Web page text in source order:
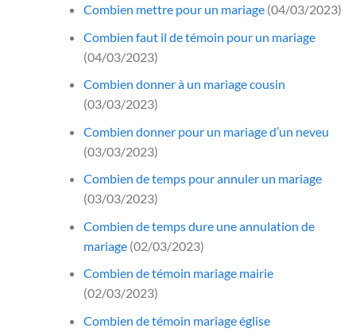
Combien mettre pour un mariage(04/03/2023)
Combien faut il de témoin pour un mariage
(04/03/2023)
Combien donner à un mariage cousin
(03/03/2023)
Combien donner pour un mariage d’un neveu
(03/03/2023)
Combien de temps pour annuler un mariage
(03/03/2023)
Combien de temps dure une annulation de
mariage(02/03/2023)
Combien de témoin mariage mairie
(02/03/2023)
Combien de témoin mariage église